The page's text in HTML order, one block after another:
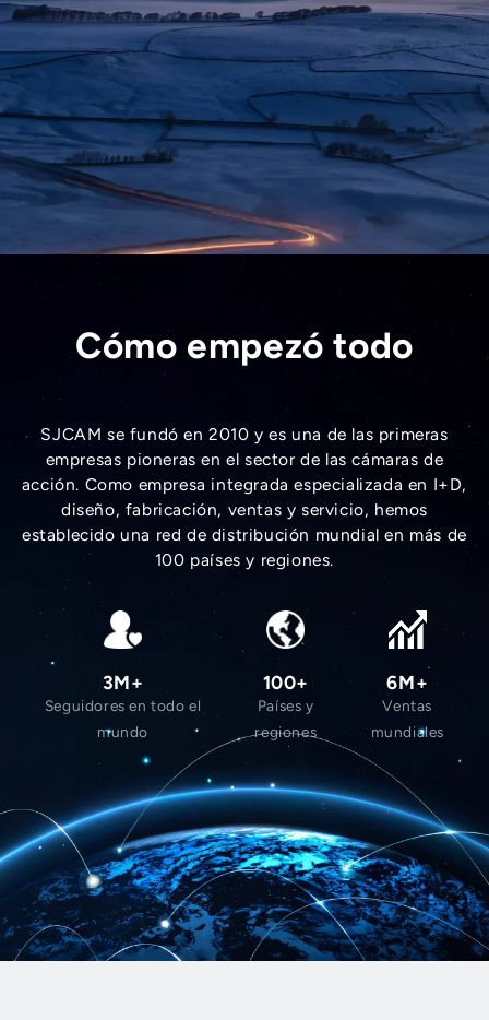
Cómo empezó todo
SJCAM se fundó en 2010 y es una de las primeras
empresas pioneras en el sector de las cámaras de
acción. Como empresa integrada especializada en I+D,
diseño, fabricación, ventas y servicio, hemos
establecido una red de distribución mundial en más de
100 países y regiones.
3M+
Seguidores en todo el
mundo
100+
Países y
regiones
6M+
Ventas
mundiales